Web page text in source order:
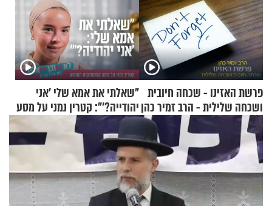
פרשת האזינו - שכחה חיובית
ושכחה שלילית - הרב זמיר כהן
"שאלתי את אמא שלי 'אני
יהודייה?'": קטרין נמני על מסע
ההתחזקות המרגש